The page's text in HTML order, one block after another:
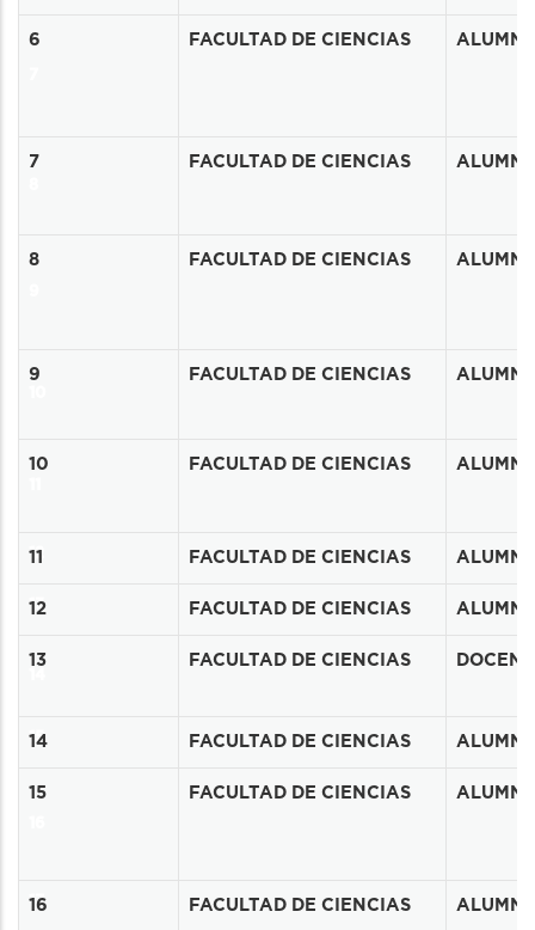
6 FACULTAD DE CIENCIAS
7 FACULTAD DE CIENCIAS
8 FACULTAD DE CIENCIAS
9 FACULTAD DE CIENCIAS
10 FACULTAD DE CIENCIAS
12
11 FACULTAD DE CIENCIAS
13
12 FACULTAD DE CIENCIAS
13 FACULTAD DE CIENCIAS
15
14 FACULTAD DE CIENCIAS
15 FACULTAD DE CIENCIAS
17
16 FACULTAD DE CIENCIAS